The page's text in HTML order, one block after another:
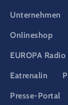
Unternehmen
Onlineshop
EUROPA Radio
Eatrenalin
Presse-Portal